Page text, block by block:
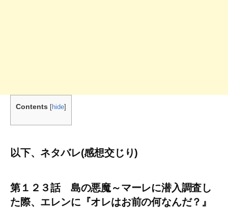
Contents [hide]
以下、ネタバレ(感想交じり)
第１２３話 島の悪魔～マーレに潜入調査し
た際、エレンに『オレはお前の何なんだ？』